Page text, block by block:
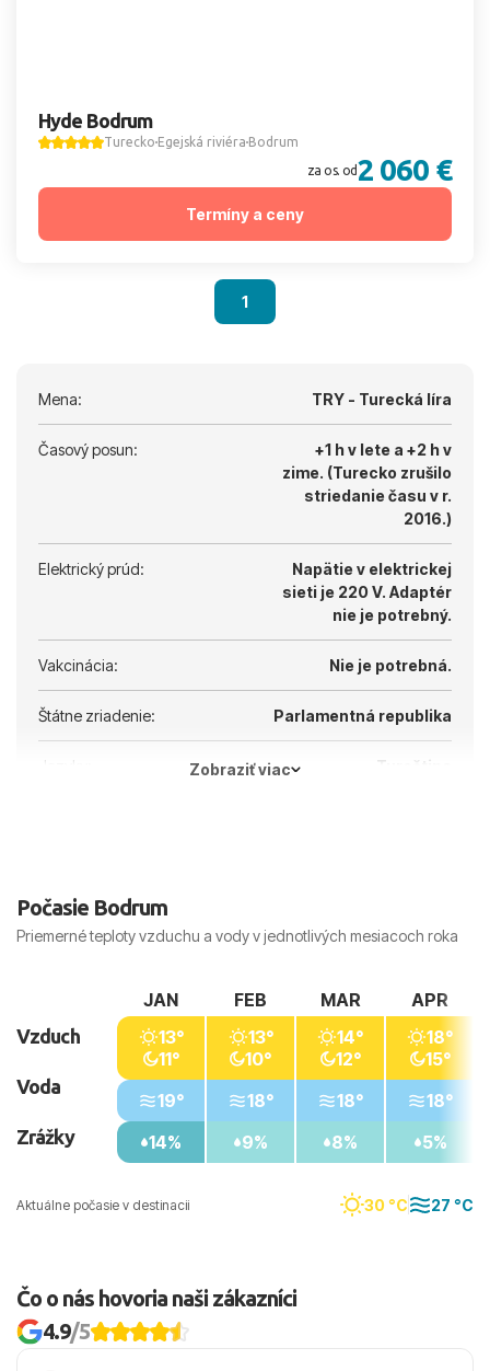
Hyde Bodrum
Turecko Egejská riviéra Bodrum
za os. od2 060 €
Termíny a ceny
1
Mena: TRY - Turecká líra
Časový posun:
+1 h v lete a +2 h v
zime. (Turecko zrušilo
striedanie času v r.
2016.)
Elektrický prúd:
Napätie v elektrickej
sieti je 220 V. Adaptér
nie je potrebný.
Vakcinácia: Nie je potrebná.
Štátne zriadenie: Parlamentná republika
Jazyky: Turečtina
Zobraziť viac
Počasie Bodrum
Priemerné teploty vzduchu a vody v jednotlivých mesiacoch roka
Aktuálne počasie v destinacii 30 °C 27 °C
Vzduch
Voda
Zrážky
JAN
13°
11°
19°
14%
FEB
13°
10°
18°
9%
MAR
14°
12°
18°
8%
APR
18°
15°
18°
5%
Čo o nás hovoria naši zákazníci
4.9/5